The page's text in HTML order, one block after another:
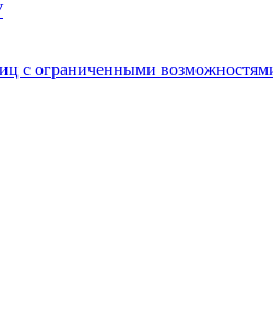
с ограниченными